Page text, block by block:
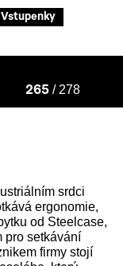
Vstupenky
265 / 278
srdci
ergonomie,
od Steelcase,
pro setkávání
firmy stojí